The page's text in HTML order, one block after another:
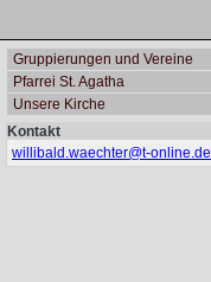
Gruppierungen und Vereine
Pfarrei St. Agatha
Unsere Kirche
Kontakt
willibald.waechter@t-online.de